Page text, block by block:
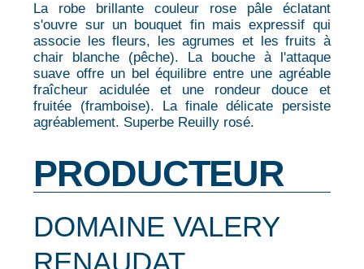
La robe brillante couleur rose pâle éclatant
s'ouvre sur un bouquet fin mais expressif qui
associe les fleurs, les agrumes et les fruits à
chair blanche (pêche). La bouche à l'attaque
suave offre un bel équilibre entre une agréable
fraîcheur acidulée et une rondeur douce et
fruitée (framboise). La finale délicate persiste
agréablement. Superbe Reuilly rosé.
PRODUCTEUR
DOMAINE VALERY
RENAUDAT